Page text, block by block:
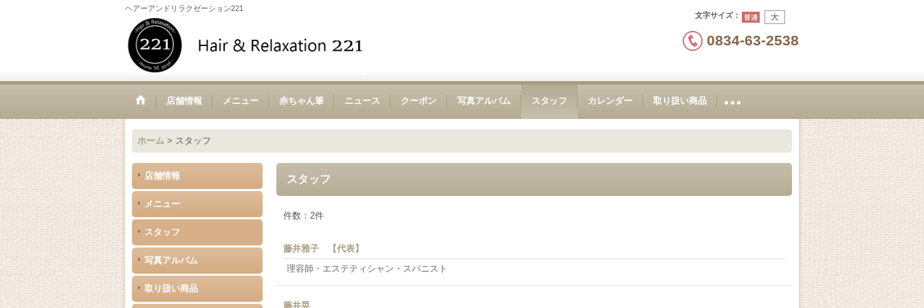
ヘアーアンドリラクゼーション221
文字サイズ：
0834-63-2538
店舗情報 メニュー 赤ちゃん筆 ニュース クーポン 写真アルバム スタッフ カレンダー 取り扱い商品
ホーム > スタッフ
店舗情報
メニュー
スタッフ
写真アルバム
取り扱い商品
スタッフ
件数 ： 2件
藤井雅子 【代表】
理容師・エステティシャン・スパニスト
藤井晃